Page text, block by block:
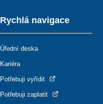
Rychlá navigace
Úřední deska
Kariéra
Potřebuji vyřídit
Potřebuji zaplatit